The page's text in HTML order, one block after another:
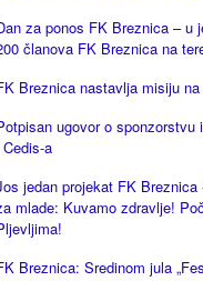
za ponos FK Breznica – u
članova FK Breznica na
Breznica nastavlja misiju
ugovor o sponzorstvu
a
jedan projekat FK
mlade: Kuvamo zdravlje!
Breznica: Sredinom jula